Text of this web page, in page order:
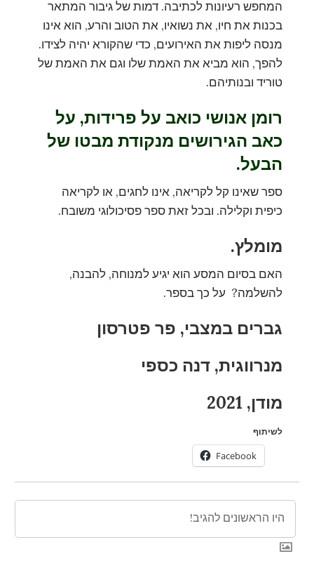
המחפש רעיונות לכתיבה. דמות של גיבור המתאר
בכנות את חיו, את נשואיו, את הטוב והרע, הוא אינו
מנסה ליפות את האירועים, כדי שהקורא יהיה לצידו.
להפך, הוא מביא את האמת שלו וגם את האמת של
טוריד ובנותיהם.
רומן אנושי כואב על פרידות, על
כאב הגירושים מנקודת מבטו של
הבעל.
ספר שאינו קל לקריאה, אינו לחגים, או לקריאה
כיפית וקלילה. ובכל זאת ספר פסיכולוגי משובח.
מומלץ.
האם בסיום המסע הוא יגיע למנוחה, להבנה,
להשלמה? על כך בספר.
גברים במצבי, פר פטרסון
מנרווגית, דנה כספי
מודן, 2021
לשיתוף
Facebook